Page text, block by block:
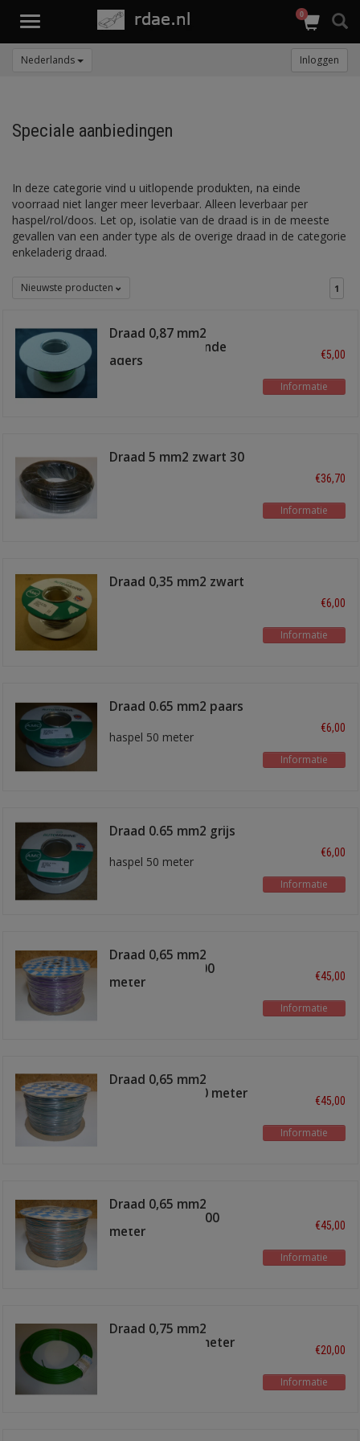
Toggle
0
Nederlands Inloggen
Speciale aanbiedingen
In deze categorie vind u uitlopende produkten, na einde
voorraad niet langer meer leverbaar. Alleen leverbaar per
haspel/rol/doos. Let op, isolatie van de draad is in de meeste
gevallen van een ander type als de overige draad in de categorie
enkeladerig draad.
Nieuwste producten 1
Draad 0,87 mm2
lichtgroen, vertinde
aders
€5,00
Informatie
Draad 5 mm2 zwart 30
€36,70
Informatie
Draad 0,35 mm2 zwart
€6,00
Informatie
Draad 0.65 mm2 paars
haspel 50 meter
€6,00
Informatie
Draad 0.65 mm2 grijs
haspel 50 meter
€6,00
Informatie
Draad 0,65 mm2
paars/zwart 1000
meter
€45,00
Informatie
Draad 0,65 mm2
groen/rose 1000 meter
€45,00
Informatie
Draad 0,65 mm2
groen/oranje 1000
meter
€45,00
Informatie
Draad 0,75 mm2
lichtgroen 100 meter
€20,00
Informatie